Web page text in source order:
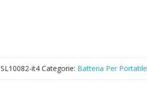
SL10082-it4 Categorie: Batteria Per Portatile